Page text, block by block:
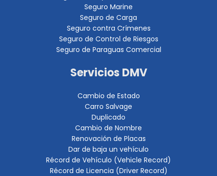
Seguro Marine
Seguro de Carga
Seguro contra Crímenes
Seguro de Control de Riesgos
Seguro de Paraguas Comercial
Servicios DMV
Cambio de Estado
Carro Salvage
Duplicado
Cambio de Nombre
Renovación de Placas
Dar de baja un vehículo
Récord de Vehículo (Vehicle Record)
Récord de Licencia (Driver Record)